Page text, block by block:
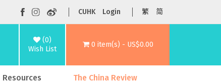
CUHK Login 繁 简
(0)
Wish List
0 item(s) - US$0.00
Resources The China Review